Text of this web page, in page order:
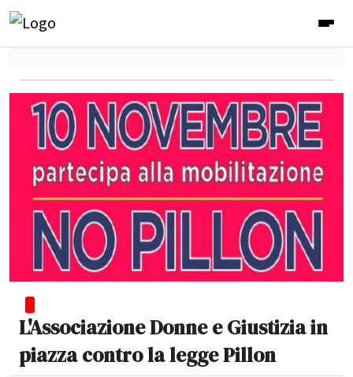
L'Associazione Donne e Giustizia in
piazza contro la legge Pillon